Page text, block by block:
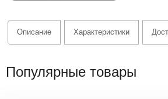
Описание Характеристики
Популярные товары